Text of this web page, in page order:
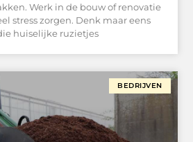
Werk in de bouw of renovatie
stress zorgen. Denk maar eens
huiselijke ruzietjes
BEDRIJVEN